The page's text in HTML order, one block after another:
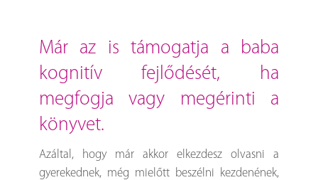
már az is támogatja a baba
kognitív fejlődését, ha
megfogja vagy megérinti a
könyvet.
Azáltal, hogy már akkor elkezdesz olvasni a
gyerekednek, még mielőtt beszélni kezdenének,